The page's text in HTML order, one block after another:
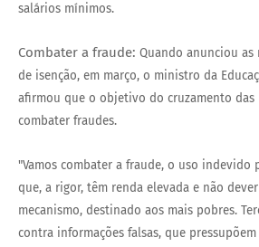
salários mínimos.
Combater a fraude: Quando anunciou as
de isenção, em março, o ministro da
afirmou que o objetivo do cruzamento das
combater fraudes.
"Vamos combater a fraude, o uso indevido
que, a rigor, têm renda elevada e não
mecanismo, destinado aos mais pobres.
contra informações falsas, que